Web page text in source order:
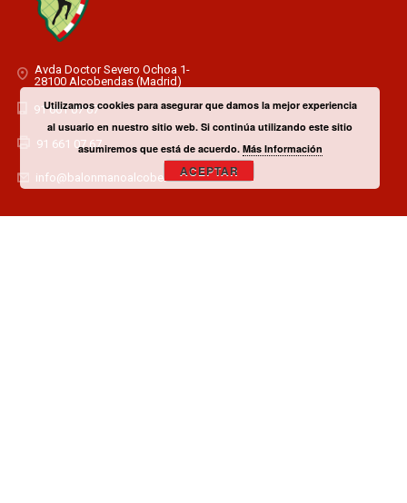
Avda Doctor Severo Ochoa 1-
28100 Alcobendas (Madrid)
91 661 07 67
91 661 07 67
info@balonmanoalcobendas.es
Utilizamos cookies para asegurar que damos la mejor experiencia
al usuario en nuestro sitio web. Si continúa utilizando este sitio
asumiremos que está de acuerdo. Más Información
ACEPTAR